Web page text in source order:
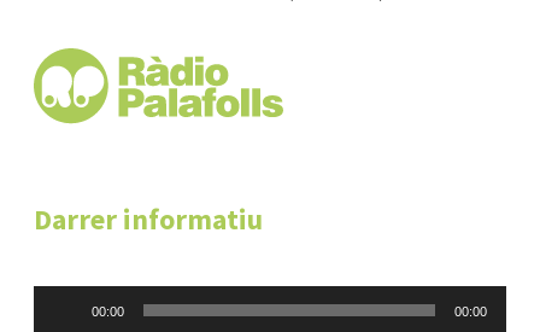
Darrer informatiu
00:00 00:00